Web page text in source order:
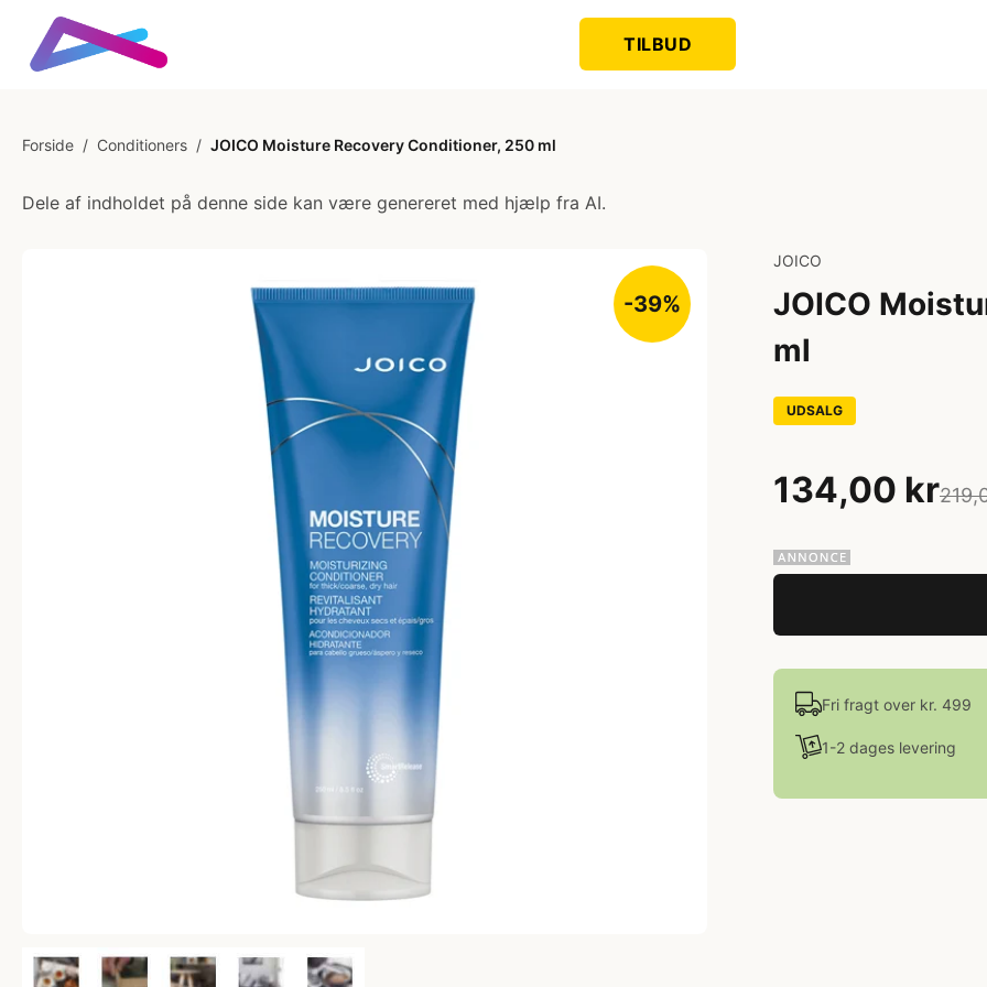
TILBUD
Forside / Conditioners / JOICO Moisture Recovery Conditioner, 250 ml
Dele af indholdet på denne side kan være genereret med hjælp fra AI.
-39%
JOICO
JOICO
ml
UDSALG
134,00 kr
Fri fragt over kr. 499
1-2 dages levering